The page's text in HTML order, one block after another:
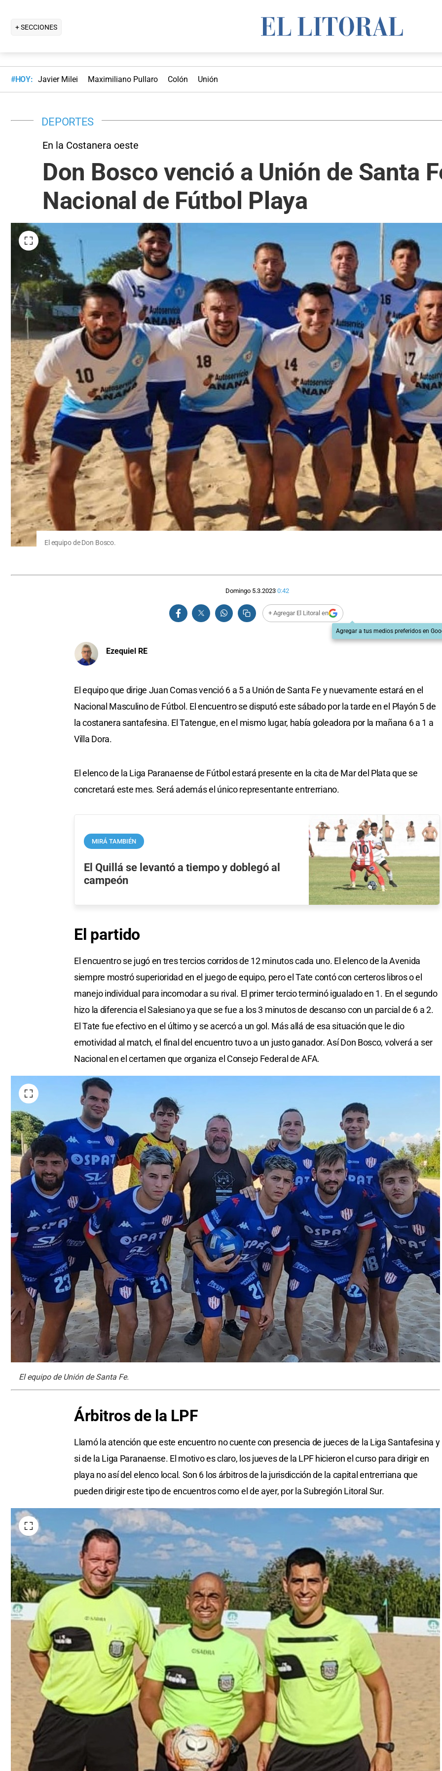
+ SECCIONES
#HOY: Javier Milei Maximiliano Pullaro Colón Unión
DEPORTES
En la Costanera oeste
Don Bosco venció a Unión de Santa
Nacional de Fútbol Playa
El equipo de Don Bosco.
Domingo 5.3.2023 0:42
+ Agregar El Litoral en
Agregar a tus medios preferidos en
Ezequiel RE
El equipo que dirige Juan Comas venció 6 a 5 a Unión de Santa Fe y nuevamente estará en el
Nacional Masculino de Fútbol. El encuentro se disputó este sábado por la tarde en el Playón 5 de
la costanera santafesina. El Tatengue, en el mismo lugar, había goleadora por la mañana 6 a 1 a
Villa Dora.
El elenco de la Liga Paranaense de Fútbol estará presente en la cita de Mar del Plata que se
concretará este mes. Será además el único representante entrerriano.
MIRÁ TAMBIÉN
El Quillá se levantó a tiempo y doblegó al
campeón
El partido
El encuentro se jugó en tres tercios corridos de 12 minutos cada uno. El elenco de la Avenida
siempre mostró superioridad en el juego de equipo, pero el Tate contó con certeros libros o el
manejo individual para incomodar a su rival. El primer tercio terminó igualado en 1. En el segundo
hizo la diferencia el Salesiano ya que se fue a los 3 minutos de descanso con un parcial de 6 a 2.
El Tate fue efectivo en el último y se acercó a un gol. Más allá de esa situación que le dio
emotividad al match, el final del encuentro tuvo a un justo ganador. Así Don Bosco, volverá a ser
Nacional en el certamen que organiza el Consejo Federal de AFA.
El equipo de Unión de Santa Fe.
Árbitros de la LPF
Llamó la atención que este encuentro no cuente con presencia de jueces de la Liga Santafesina y
si de la Liga Paranaense. El motivo es claro, los jueves de la LPF hicieron el curso para dirigir en
playa no así del elenco local. Son 6 los árbitros de la jurisdicción de la capital entrerriana que
pueden dirigir este tipo de encuentros como el de ayer, por la Subregión Litoral Sur.